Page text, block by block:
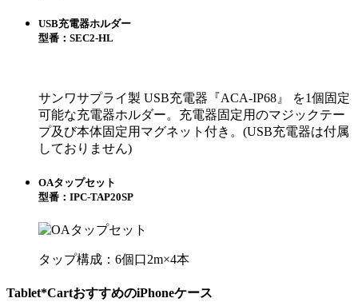
USB充電器ホルダー
型番：SEC2-HL
サンワサプライ製 USB充電器『ACA-IP68』 を1個固定
可能な充電器ホルダー。充電器固定用のマジックテー
プ及び本体固定用マグネット付き。(USB充電器は付属
しておりません)
OAタップセット
型番：IPC-TAP20SP
タップ構成：6個口2m×4本
Tablet*CartおすすめのiPhoneケース